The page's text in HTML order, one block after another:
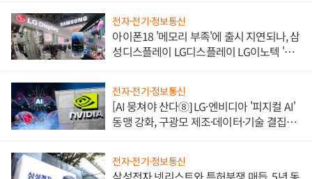
전자·전기·정보통신
아이폰18 '메모리 부족'에 출시 지연되나, 삼
성디스플레이 LG디스플레이 LG이노텍 '탈
전자·전기·정보통신
[AI 뭉쳐야 산다⑧] LG·엔비디아 '피지컬 AI'
동맹 강화, 구광모 제조·데이터·기술 결집
전자·전기·정보통신